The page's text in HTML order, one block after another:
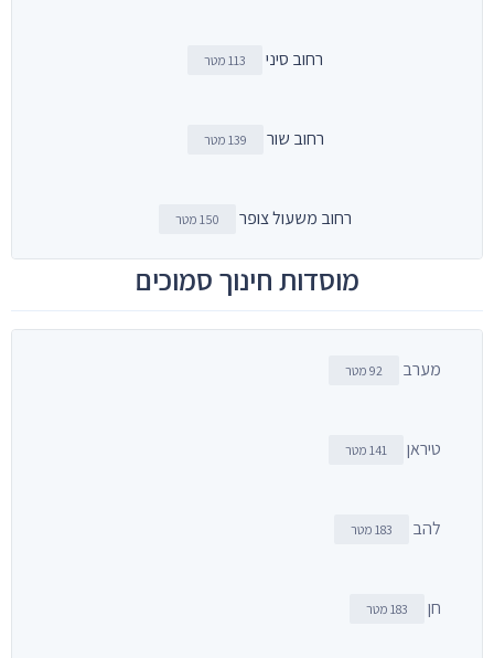
רחוב סיני 113 מטר
רחוב שור 139 מטר
רחוב משעול צופר 150 מטר
מוסדות חינוך סמוכים
מערב 92 מטר
טיראן 141 מטר
להב 183 מטר
חן 183 מטר